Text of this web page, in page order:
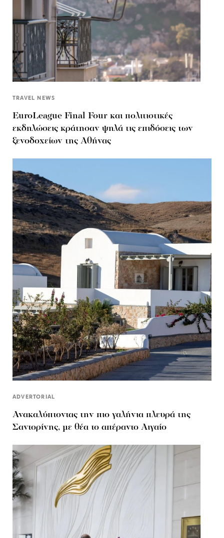
TRAVEL NEWS
EuroLeague Final Four και πολιτιστικές
εκδηλώσεις κράτησαν ψηλά τις επιδόσεις των
ξενοδοχείων της Αθήνας
ADVERTORIAL
Ανακαλύπτοντας την πιο γαλήνια πλευρά της
Σαντορίνης, με θέα το απέραντο Αιγαίο